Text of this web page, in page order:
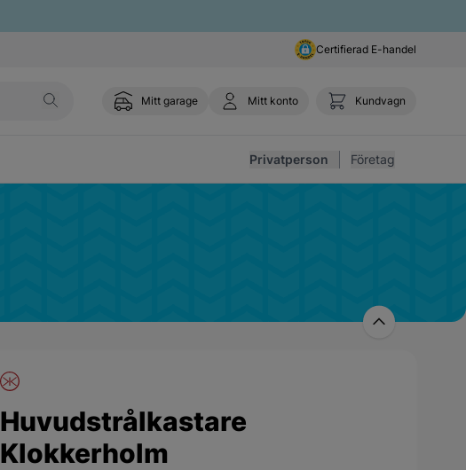
Certifierad E-handel
Mitt garage Mitt konto Kundvagn
Privatperson Företag
Huvudstrålkastare
Klokkerholm